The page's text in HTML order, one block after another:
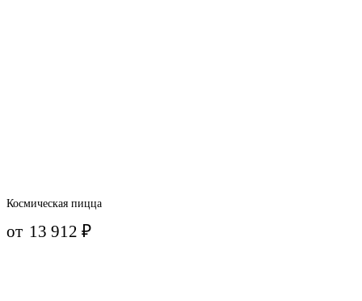
Космическая пицца
от 13 912₽